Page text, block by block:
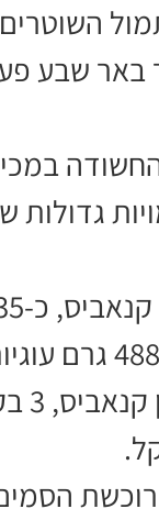
שבע
גדולות